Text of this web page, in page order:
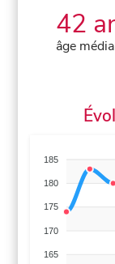
42
âge
185
180
175
170
165